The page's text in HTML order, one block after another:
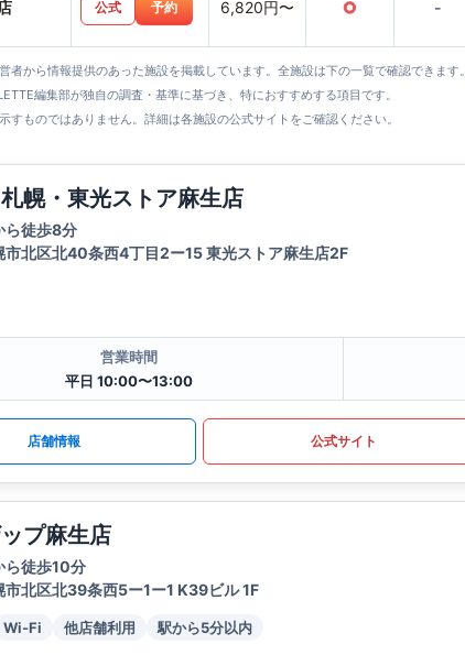
公式 予約 6,820円〜 ○ -
者から情報提供のあった施設を掲載しています。全施設は下の一覧で確認できます。
編集部が独自の調査・基準に基づき、特におすすめする項目です。
すものではありません。詳細は各施設の公式サイトをご確認ください。
幌・東光ストア麻生店
ら徒歩8分
市北区北40条西4丁目2ー15 東光ストア麻生店2F
営業時間
平日 10:00〜13:00
店舗情報 公式サイト
プ麻生店
ら徒歩10分
市北区北39条西5ー1ー1 K39ビル 1F
Wi-Fi 他店舗利用 駅から5分以内